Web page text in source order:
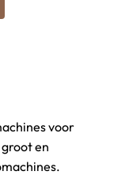
voor
en